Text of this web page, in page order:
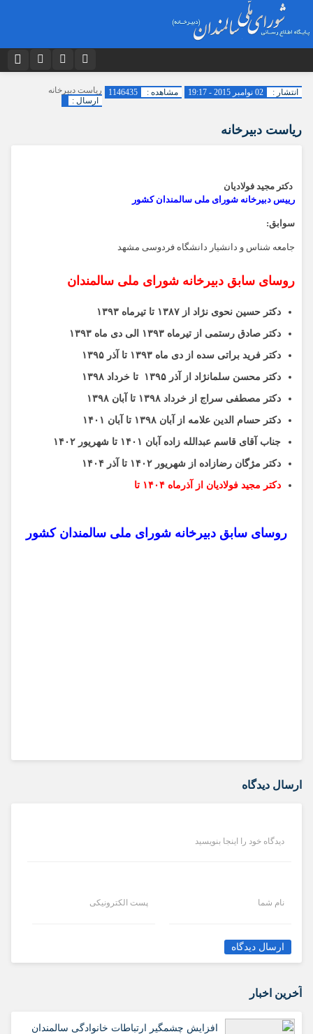
اینستاگرام تلگرام
رمز عبور
مرا به خاطر بسپار
ریاست دبیرخانه انتشار : 02 نوامبر 2015 - 19:17 مشاهده :
1146435
ارسال :
ریاست دبیرخانه
دکتر مجید فولادیان
رییس دبیرخانه شورای ملی سالمندان کشور
سوابق:
جامعه شناس و دانشیار دانشگاه فردوسی مشهد
روسای سابق دبیرخانه شورای ملی سالمندان
دکتر حسین نحوی نژاد از ۱۳۸۷ تا تیرماه ۱۳۹۳
دکتر صادق رستمی از تیرماه ۱۳۹۳ الی دی ماه ۱۳۹۳
دکتر فرید براتی سده از دی ماه ۱۳۹۳ تا آذر ۱۳۹۵
دکتر محسن سلمانژاد از آذر ۱۳۹۵ تا خرداد ۱۳۹۸
دکتر مصطفی سراج از خرداد ۱۳۹۸ تا آبان ۱۳۹۸
دکتر حسام الدین علامه از آبان ۱۳۹۸ تا آبان ۱۴۰۱
جناب آقای قاسم عبدالله زاده آبان ۱۴۰۱ تا شهریور ۱۴۰۲
دکتر مژگان رضازاده از شهریور ۱۴۰۲ تا آذر ۱۴۰۴
دکتر مجید فولادیان از آذرماه ۱۴۰۴ تا
روسای سابق دبیرخانه شورای ملی سالمندان کشور
ارسال دیدگاه
دیدگاه خود را اینجا بنویسید
نام شما پست الکترونیکی
ارسال دیدگاه
دیدگاه های ارسال شده توسط شما، پس از تایید توسط تیم مدیریت در وب
پیام هایی که حاوی تهمت یا افترا باشد منتشر نخواهد شد.
آخرین اخبار
افزایش چشمگیر ارتباطات خانوادگی سالمندان